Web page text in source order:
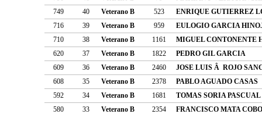
749
40 Veterano B 523
ENRIQUE GUTIERREZ
716
39 Veterano B 959
EULOGIO GARCIA
710
38 Veterano B 1161
MIGUEL CONTONENTE
620
37 Veterano B 1822
PEDRO GIL GARCIA
609
36 Veterano B 2460
JOSE LUIS Â ROJO
608
35 Veterano B 2378
PABLO AGUADO CASAS
592
34 Veterano B 1681
TOMAS SORIA PASCUAL
580
33 Veterano B 2354
FRANCISCO MATA